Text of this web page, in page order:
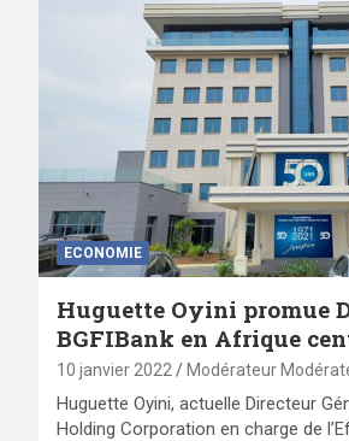
ECONOMIE
Huguette Oyini promue
BGFIBank en Afrique
10 janvier 2022 Modérateur
Huguette Oyini, actuelle Directeur
Holding Corporation en charge de